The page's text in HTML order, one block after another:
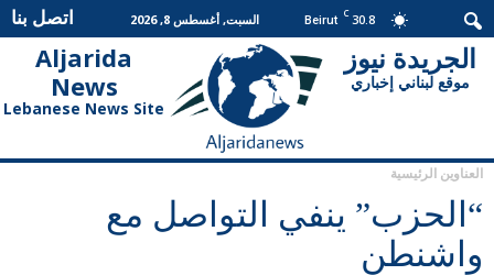
30.8
C
Beirut السبت, أغسطس 8, 2026 اتصل بنا
Aljarida
News
Lebanese News Site
الجريدة
نيوز
الجريدة نيوز
موقع لبناني إخباري
العناوين الرئيسية
“الحزب” ينفي التواصل مع
واشنطن